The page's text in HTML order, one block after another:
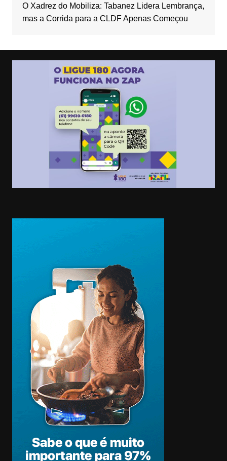
O Xadrez do Mobiliza: Tabanez Lidera Lembrança,
mas a Corrida para a CLDF Apenas Começou